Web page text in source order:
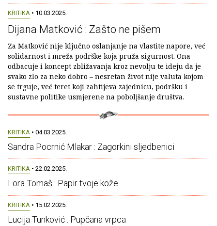
KRITIKA • 10.03.2025.
Dijana Matković : Zašto ne pišem
Za Matković nije ključno oslanjanje na vlastite napore, već
solidarnost i mreža podrške koja pruža sigurnost. Ona
odbacuje i koncept zbližavanja kroz nevolju te ideju da je
svako zlo za neko dobro – nesretan život nije valuta kojom
se trguje, već teret koji zahtijeva zajednicu, podršku i
sustavne politike usmjerene na poboljšanje društva.
KRITIKA • 04.03.2025.
Sandra Pocrnić Mlakar : Zagorkini sljedbenici
KRITIKA • 22.02.2025.
Lora Tomaš : Papir tvoje kože
KRITIKA • 15.02.2025.
Lucija Tunković : Pupčana vrpca